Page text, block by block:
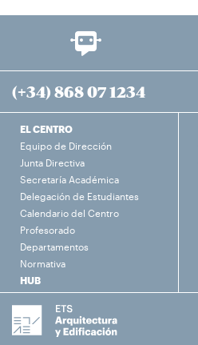
(+34) 868 07 1234
EL CENTRO
Equipo de Dirección
Junta Directiva
Secretaría Académica
Delegación de Estudiantes
Calendario del Centro
Profesorado
Departamentos
Normativa
HUB